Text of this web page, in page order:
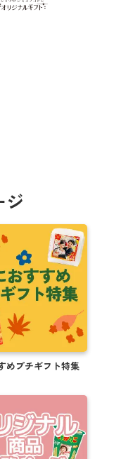
ジ
めプチギフト特集